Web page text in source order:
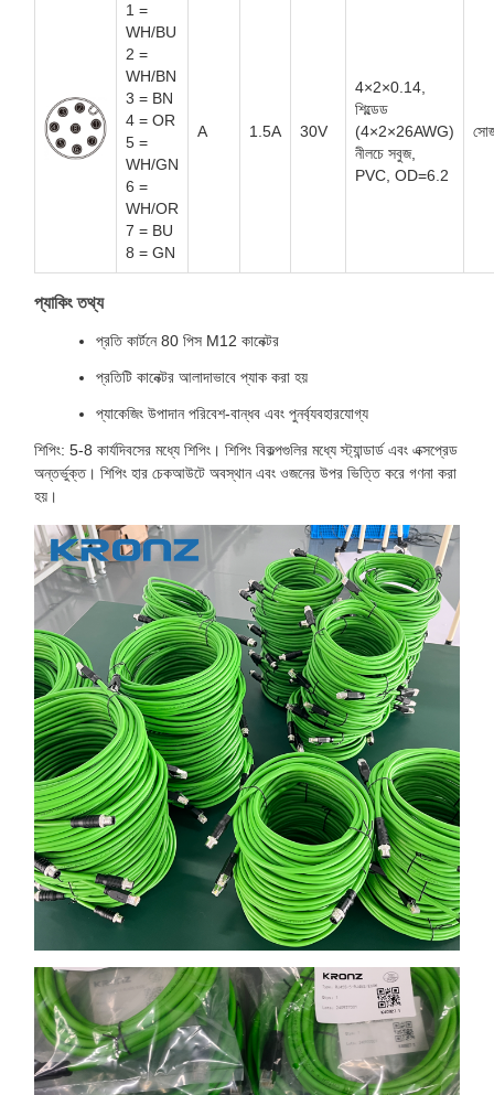
1 =
WH/BU
2 =
WH/BN
3 = BN
4 = OR
5 =
WH/GN
6 =
WH/OR
7 = BU
8 = GN
A 1.5A 30V
4×2×0.14,
শিল্ডেড
(4×2×26AWG)
নীলচে সবুজ,
PVC, OD=6.2
প্যাকিং তথ্য
প্রতি কার্টনে 80 পিস M12 কানেক্টর
প্রতিটি কানেক্টর আলাদাভাবে প্যাক করা হয়
প্যাকেজিং উপাদান পরিবেশ-বান্ধব এবং পুনর্ব্যবহারযোগ্য
শিপিং: 5-8 কার্যদিবসের মধ্যে শিপিং। শিপিং বিকল্পগুলির মধ্যে স্ট্যান্ডার্ড এবং এক্সপ্রেড
অন্তর্ভুক্ত। শিপিং হার চেকআউটে অবস্থান এবং ওজনের উপর ভিত্তি করে গণনা করা
হয়।